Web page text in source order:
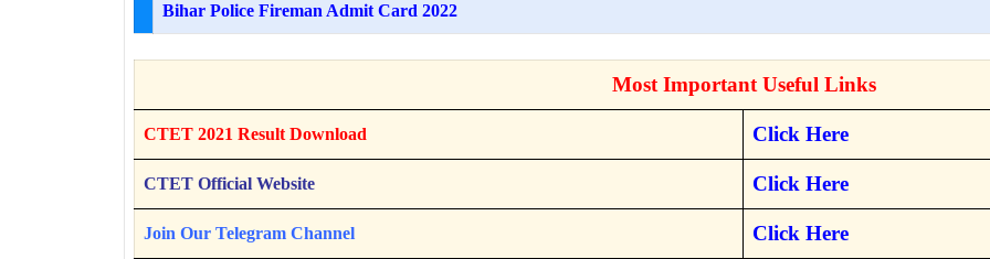
Bihar Police Fireman Admit Card 2022
Most Important Useful Links
CTET 2021 Result Download Click Here
CTET Official Website Click Here
Join Our Telegram Channel Click Here